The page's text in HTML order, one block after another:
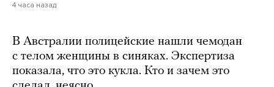
4 часа назад
В Австралии полицейские нашли чемодан
с телом женщины в синяках. Экспертиза
показала, что это кукла. Кто и зачем это